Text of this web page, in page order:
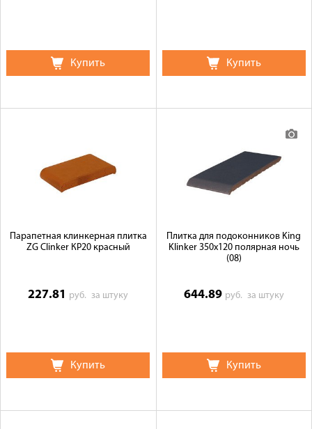
Купить Купить
Парапетная клинкерная плитка
ZG Clinker КР20 красный
227.81 руб.за штуку
Купить
Плитка для подоконников King
Klinker 350х120 полярная ночь
(08)
644.89 руб. за штуку
Купить